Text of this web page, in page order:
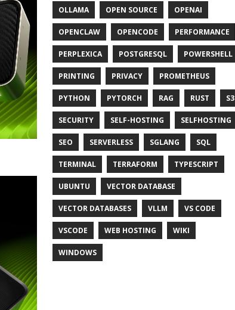
OLLAMA OPEN SOURCE OPENAI
OPENCLAW OPENCODE PERFORMANCE
PERPLEXICA POSTGRESQL POWERSHELL
PRINTING PRIVACY PROMETHEUS
PYTHON PYTORCH RAG RUST S3
SECURITY SELF-HOSTING SELFHOSTING
SEO SERVERLESS SGLANG SQL
TERMINAL TERRAFORM TYPESCRIPT
UBUNTU VECTOR DATABASE
VECTOR DATABASES VLLM VS CODE
VSCODE WEB HOSTING WIKI
WINDOWS